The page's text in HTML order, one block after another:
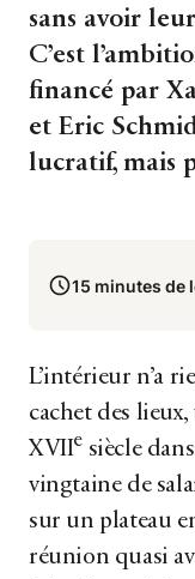
sans avoir
C’est
financé par
et Eric
lucratif, mais
15 minutes de
L’intérieur n’a
cachet des
XVIIe siècle
vingtaine de
sur un plateau
réunion quasi